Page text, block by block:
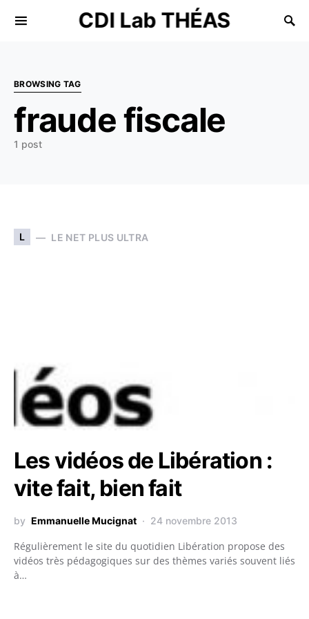
CDI Lab THÉAS
Search for:
BROWSING TAG
fraude fiscale
1 post
L LE NET PLUS ULTRA
Les vidéos de Libération :
vite fait, bien fait
by Emmanuelle Mucignat 24 novembre 2013
Régulièrement le site du quotidien Libération propose des
vidéos très pédagogiques sur des thèmes variés souvent liés
à…